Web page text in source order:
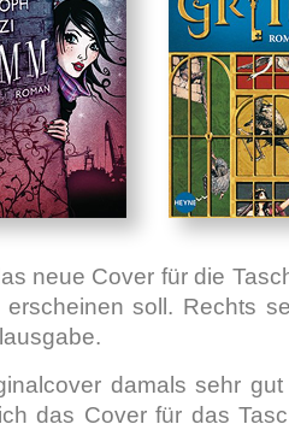
neue Cover für die
soll. Rechts
damals sehr
das Cover für das